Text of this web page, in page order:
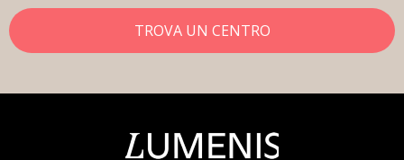
TROVA UN CENTRO